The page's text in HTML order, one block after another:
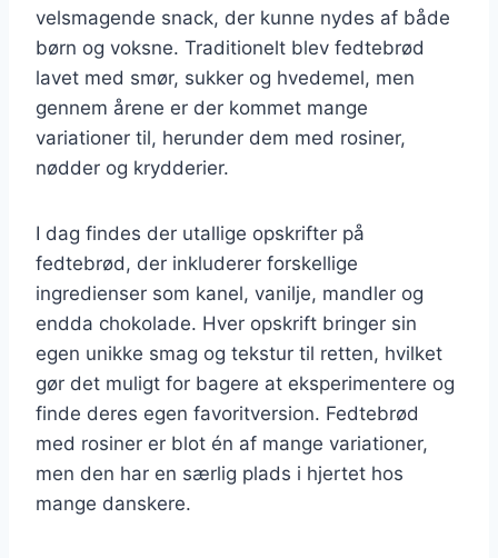
velsmagende snack, der kunne nydes af både
børn og voksne. Traditionelt blev fedtebrød
lavet med smør, sukker og hvedemel, men
gennem årene er der kommet mange
variationer til, herunder dem med rosiner,
nødder og krydderier.
I dag findes der utallige opskrifter på
fedtebrød, der inkluderer forskellige
ingredienser som kanel, vanilje, mandler og
endda chokolade. Hver opskrift bringer sin
egen unikke smag og tekstur til retten, hvilket
gør det muligt for bagere at eksperimentere og
finde deres egen favoritversion. Fedtebrød
med rosiner er blot én af mange variationer,
men den har en særlig plads i hjertet hos
mange danskere.